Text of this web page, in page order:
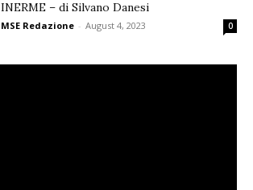
INERME – di Silvano Danesi
MSE Redazione - August 4, 2023 0